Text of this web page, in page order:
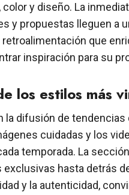
y diseño. La
y propuestas lleguen a
que
inspiración para su
los estilos más
difusión de
cuidadas y los
temporada. La
hasta detrás
y la autenticidad,